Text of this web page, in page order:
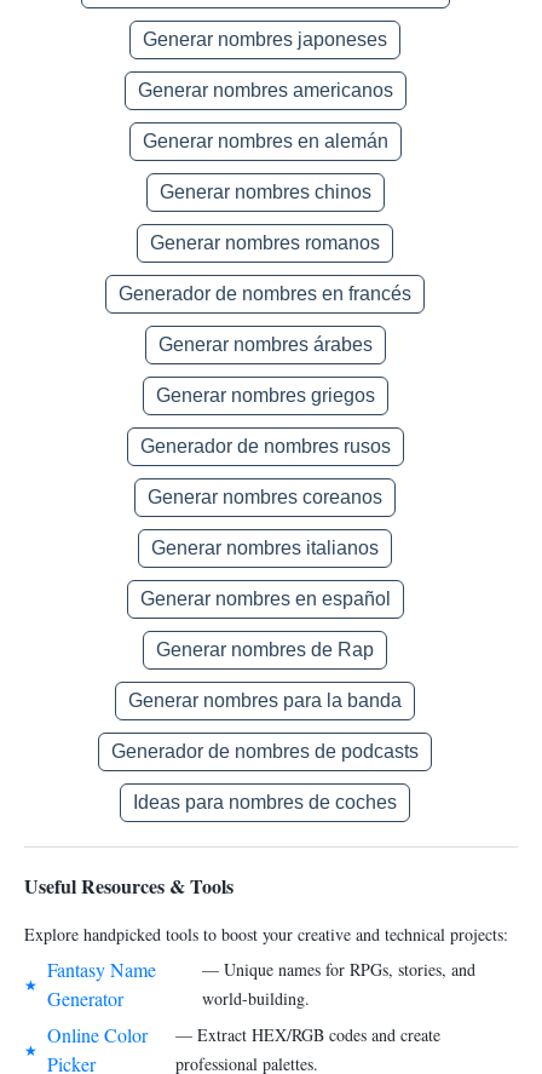
Generar nombres japoneses
Generar nombres americanos
Generar nombres en alemán
Generar nombres chinos
Generar nombres romanos
Generador de nombres en francés
Generar nombres árabes
Generar nombres griegos
Generador de nombres rusos
Generar nombres coreanos
Generar nombres italianos
Generar nombres en español
Generar nombres de Rap
Generar nombres para la banda
Generador de nombres de podcasts
Ideas para nombres de coches
Useful Resources & Tools
Explore handpicked tools to boost your creative and technical projects:
★
Fantasy Name
Generator
— Unique names for RPGs, stories, and
world-building.
★
Online Color
Picker
— Extract HEX/RGB codes and create
professional palettes.